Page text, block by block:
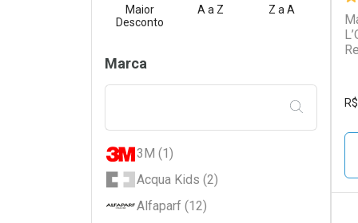
R$
Maior
Desconto
A a Z Z a A
Filtros
Marca
FILTRAR
3M (1)
Acqua Kids (2)
Alfaparf (12)